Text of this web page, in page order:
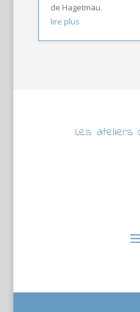
de Hagetmau.
lire plus
Les ateliers